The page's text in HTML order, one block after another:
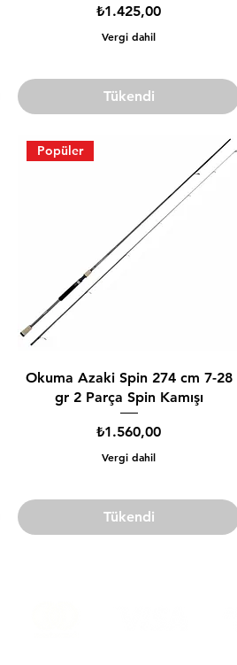
Fiyat
₺1.425,00
Vergi dahil
Tükendi
Popüler
Okuma Azaki Spin 274 cm 7-28
gr 2 Parça Spin Kamışı
Fiyat
₺1.560,00
Vergi dahil
Tükendi